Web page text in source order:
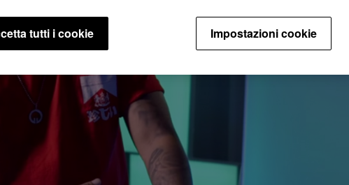
Impostazioni cookie
tutti i cookie